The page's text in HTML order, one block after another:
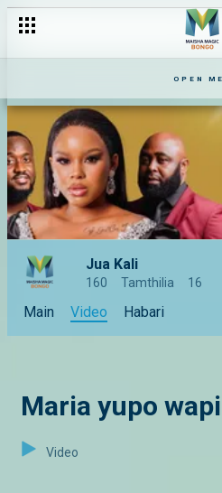
OPEN
Jua Kali
160 Tamthilia 16
Main Video Habari
Maria yupo
Video